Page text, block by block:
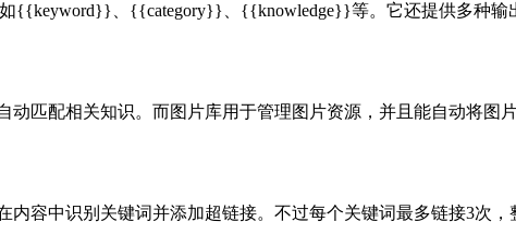
{{keyword}}、{{category}}、{{knowledge}}等。它还提供多种输
匹配相关知识。而图片库用于管理图片资源，并且能自动将图
容中识别关键词并添加超链接。不过每个关键词最多链接3次，